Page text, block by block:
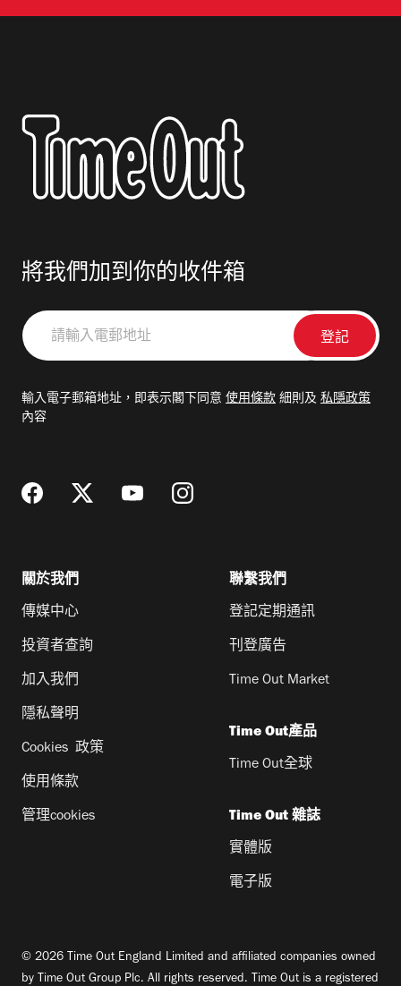
將我們加到你的收件箱
請
輸
郵
輸入電子郵箱地址，即表示閣下同意 使用條款 細則及 私隱政策
內容
關於我們
傳媒中心
投資者查詢
加入我們
隱私聲明
Cookies 政策
使用條款
管理cookies
聯繫我們
登記定期通訊
刊登廣告
Time Out Market
Time Out產品
Time Out全球
Time Out 雜誌
實體版
電子版
© 2026 Time Out England Limited and affiliated companies owned
by Time Out Group Plc. All rights reserved. Time Out is a registered